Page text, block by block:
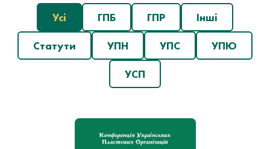
Усі ГПБ ГПР Інші
Статути УПН УПС УПЮ
УСП